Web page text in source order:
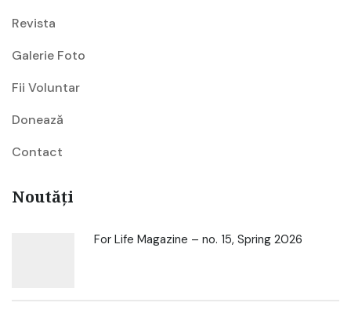
Revista
Galerie Foto
Fii Voluntar
Donează
Contact
Noutăți
For Life Magazine – no. 15, Spring 2026